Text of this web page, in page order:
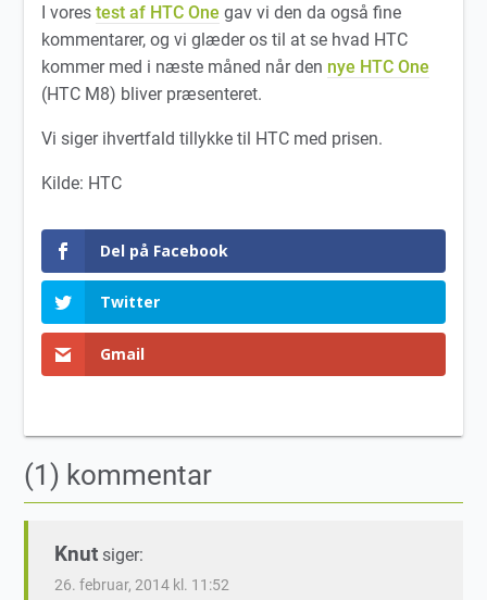
I vorestest af HTC One gav vi den da også fine
kommentarer, og vi glæder os til at se hvad HTC
kommer med i næste måned når den nye HTC One
(HTC M8) bliver præsenteret.
Vi siger ihvertfald tillykke til HTC med prisen.
Kilde: HTC
Del på Facebook
Twitter
Gmail
(1) kommentar
Knut siger:
26. februar, 2014 kl. 11:52